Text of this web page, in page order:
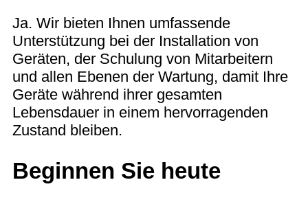
Ja. Wir bieten Ihnen umfassende
Unterstützung bei der Installation von
Geräten, der Schulung von Mitarbeitern
und allen Ebenen der Wartung, damit Ihre
Geräte während ihrer gesamten
Lebensdauer in einem hervorragenden
Zustand bleiben.
Beginnen Sie heute